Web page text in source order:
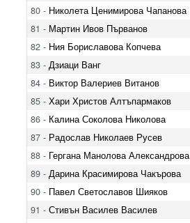
80 - Николета Ценимирова Чапанова
81 - Мартин Ивов Първанов
82 - Ния Бориславова Копчева
83 - Дзиаци Ванг
84 - Виктор Валериев Витанов
85 - Хари Христов Алтъпармаков
86 - Калина Соколова Николова
87 - Радослав Николаев Русев
88 - Гергана Манолова Александрова
89 - Дарина Красимирова Чакърова
90 - Павел Светославов Шияков
91 - Стивън Василев Василев